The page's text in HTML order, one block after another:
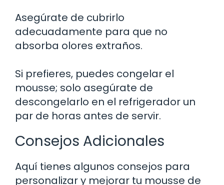
Asegúrate de cubrirlo
adecuadamente para que no
absorba olores extraños.
Si prefieres, puedes congelar el
mousse; solo asegúrate de
descongelarlo en el refrigerador un
par de horas antes de servir.
Consejos Adicionales
Aquí tienes algunos consejos para
personalizar y mejorar tu mousse de